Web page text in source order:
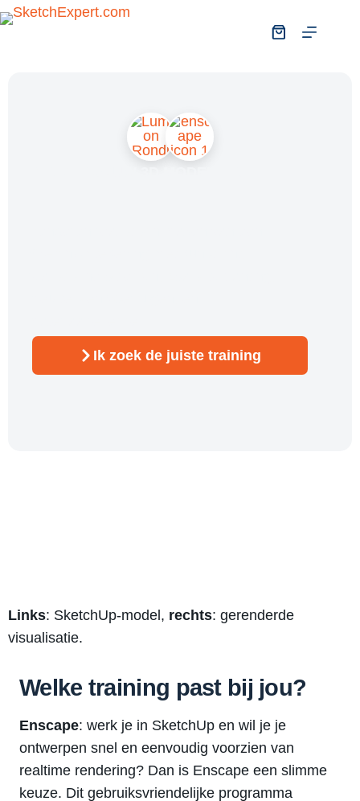
Ik zoek de juiste training
Links: SketchUp-model, rechts: gerenderde
visualisatie.
Welke training past bij jou?
Enscape: werk je in SketchUp en wil je je
ontwerpen snel en eenvoudig voorzien van
realtime rendering? Dan is Enscape een slimme
keuze. Dit gebruiksvriendelijke programma